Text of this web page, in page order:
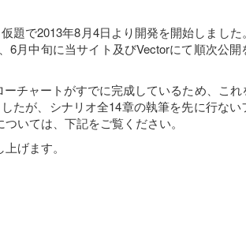
題で2013年8月4日より開発を開始しました
月中旬に当サイト及びVectorにて順次公開
チャートがすでに完成しているため、こ
たが、シナリオ全14章の執筆を先に行ない
いては、下記をご覧ください。
げます。